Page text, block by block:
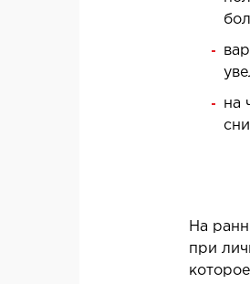
МАГНИТНО-
ТОМОГРАФИЯ
на
На
при